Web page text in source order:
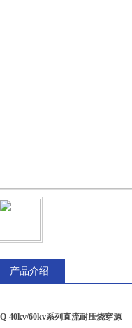
产品介绍
40kv/60kv系列直流耐压烧穿源